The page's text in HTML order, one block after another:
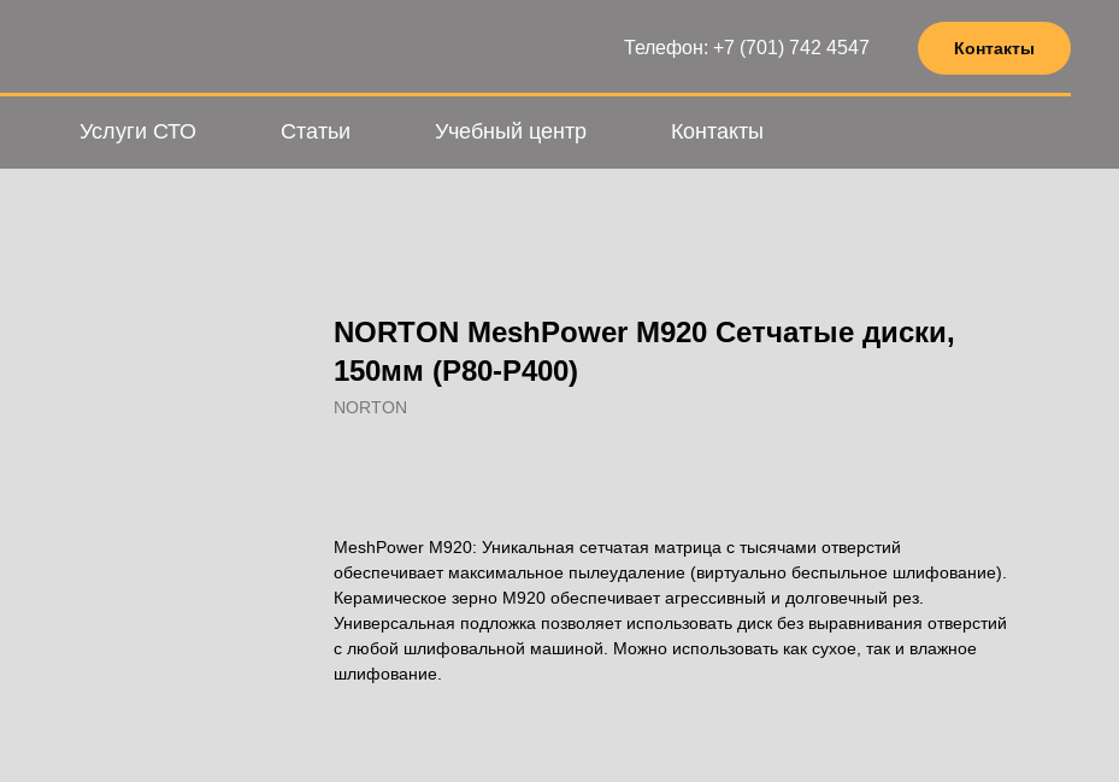
Телефон: +7 (701) 742 4547 Контакты
Услуги СТО Статьи Учебный центр Контакты
NORTON MeshPower M920 Сетчатые диски,
150мм (P80-P400)
NORTON
MeshPower M920: Уникальная сетчатая матрица с тысячами отверстий
обеспечивает максимальное пылеудаление (виртуально беспыльное шлифование).
Керамическое зерно M920 обеспечивает агрессивный и долговечный рез.
Универсальная подложка позволяет использовать диск без выравнивания отверстий
с любой шлифовальной машиной. Можно использовать как сухое, так и влажное
шлифование.